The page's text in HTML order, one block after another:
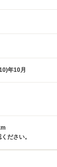
年10月
ださい。